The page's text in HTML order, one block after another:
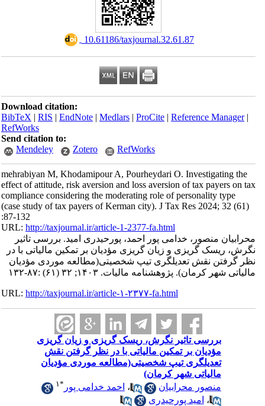
‎ 10.61186/taxjournal.32.61.87
Download citation:
BibTeX|RIS|EndNote|Medlars|ProCite|Reference Manager
RefWorks
Send citation to:
Mendeley
Zotero RefWorks
mehrabiyan M, Khodamipour A, Pourheydari O. Investigating the
effect of attitude, risk aversion and loss aversion of tax payers on tax
compliance considering the moderating role of personality type
(case study of tax payers of Kerman city). J Tax Res 2024; 32 (61)
:87-132
URL:http://taxjournal.ir/article-1-2377-fa.html
محرابیان منصور، خدامی پور احمد، پورحیدری امید. بررسی تاثیر
نگرش، ریسک گریزی و زیان گریزی مؤدیان بر تمکین مالیاتی با در
نظر گرفتن نقش تعدیلگری تیپ شخصیتی(مطالعه موردی مؤدیان
مالیاتی شهر کرمان). پژوهشنامه مالیات. ۱۴۰۳; ۳۲ (۶۱) :۸۷-۱۳۲
URL:http://taxjournal.ir/article-۱-۲۳۷۷-fa.html
بررسی تاثیر نگرش، ریسک گریزی و زیان گریزی
مؤدیان بر تمکین مالیاتی با در نظر گرفتن نقش
تعدیلگری تیپ شخصیتی(مطالعه موردی مؤدیان
مالیاتی شهر کرمان)
منصور محرابیان
،احمد خدامی پور ۱
،امید پورحیدری